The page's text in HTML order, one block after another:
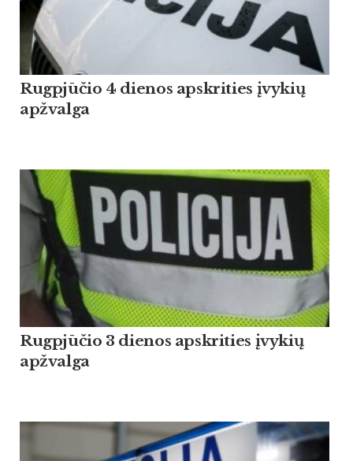
Rugpjūčio 4 dienos apskrities įvykių
apžvalga
Rugpjūčio 3 dienos apskrities įvykių
apžvalga